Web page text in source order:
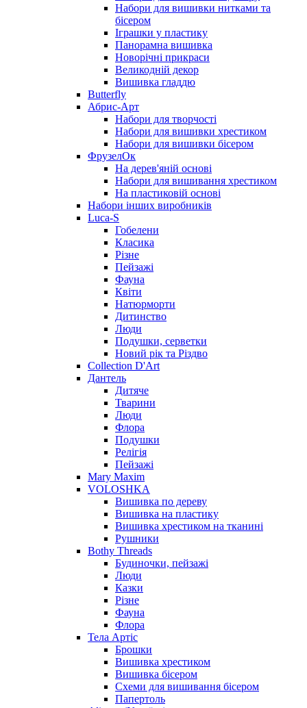
Набори для вишивки нитками та
бісером
Іграшки у пластику
Панорамна вишивка
Новорічні прикраси
Великодній декор
Вишивка гладдю
Butterfly
Абрис-Арт
Набори для творчості
Набори для вишивки хрестиком
Набори для вишивки бісером
ФрузелОк
На дерев'яній основі
Набори для вишивання хрестиком
На пластиковій основі
Набори інших виробників
Luca-S
Гобелени
Класика
Різне
Пейзажі
Фауна
Квіти
Натюрморти
Дитинство
Люди
Подушки, серветки
Новий рік та Різдво
Collection D'Art
Дантель
Дитяче
Тварини
Люди
Флора
Подушки
Релігія
Пейзажі
Mary Maxim
VOLOSHKA
Вишивка по дереву
Вишивка на пластику
Вишивка хрестиком на тканині
Рушники
Bothy Threads
Будиночки, пейзажі
Люди
Казки
Різне
Фауна
Флора
Тела Артіс
Брошки
Вишивка хрестиком
Вишивка бісером
Схеми для вишивання бісером
Папертоль